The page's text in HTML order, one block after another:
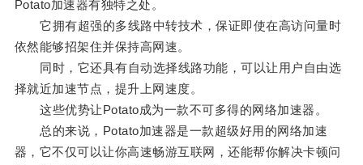
Potato加速器有独特之处。
它拥有超强的多线路中转技术，保证即使在高访问量时
依然能够招架住并保持高网速。
同时，它还具有自动选择线路功能，可以让用户自由选
择就近加速节点，提升上网速度。
这些优势让Potato成为一款不可多得的网络加速器。
总的来说，Potato加速器是一款超级好用的网络加速
器，它不仅可以让你高速畅游互联网，还能帮你解决卡顿问